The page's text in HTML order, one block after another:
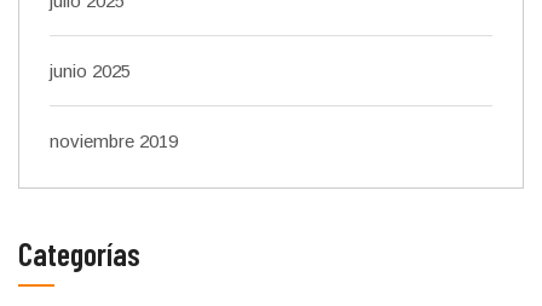
junio 2025
noviembre 2019
Categorías